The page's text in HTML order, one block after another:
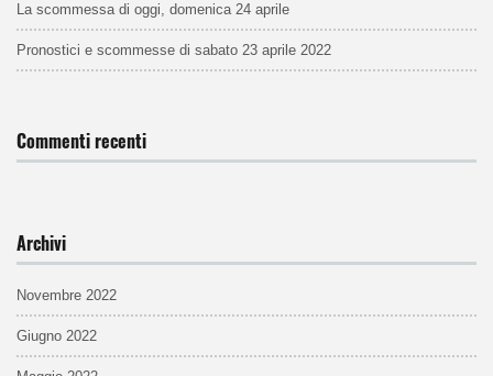
La scommessa di oggi, domenica 24 aprile
Pronostici e scommesse di sabato 23 aprile 2022
Commenti recenti
Archivi
Novembre 2022
Giugno 2022